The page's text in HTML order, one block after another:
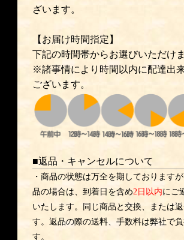
ざいます。
【お届け時間指定】
下記の時間帯からお選びいただけま
※諸事情により時間以内に配達出
ございます。
■返品・キャンセルについて
・商品の状態は万全を期しております
品の場合は、到着日を含め2日以内にご
いたします。同じ商品と交換、または
す。返品の際の送料、手数料は弊社で
す。